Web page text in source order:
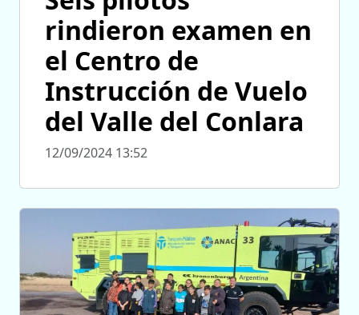
rindieron examen en
el Centro de
Instrucción de Vuelo
del Valle del Conlara
12/09/2024 13:52